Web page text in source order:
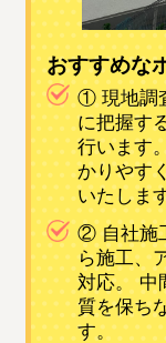
おすすめな
① 現地調
に把握す
行います
かりやす
いたしま
② 自社施
ら施工、
対応。 中
質を保ち
す。